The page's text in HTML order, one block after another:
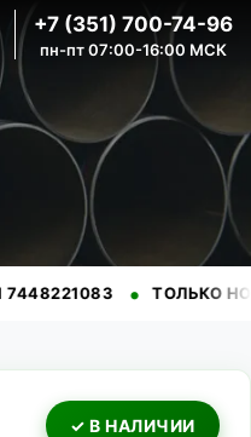
+7 (351) 700-74-96
пн-пт 07:00-16:00 МСК
• ТОЛЬКО НОВЫЕ
✓ В НАЛИЧИИ